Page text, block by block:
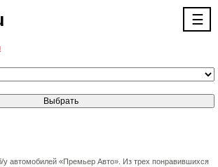
☰
у автомобилей «Премьер Авто». Из трех понравившихся